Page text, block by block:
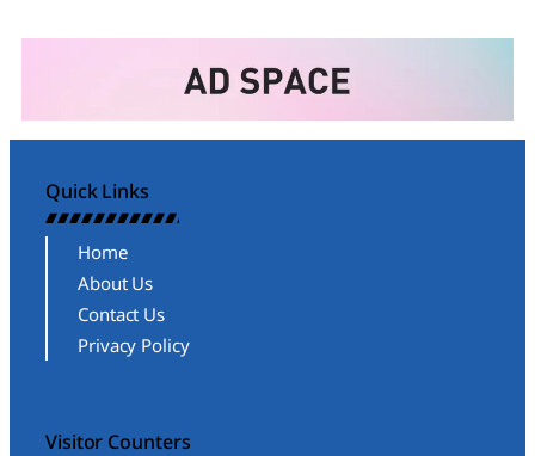
Quick Links
Home
About Us
Contact Us
Privacy Policy
Visitor Counters